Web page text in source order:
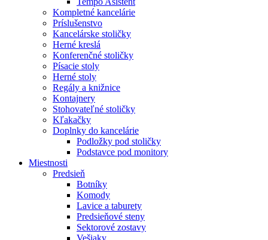
Kompletné kancelárie
Príslušenstvo
Kancelárske stoličky
Herné kreslá
Konferenčné stoličky
Písacie stoly
Herné stoly
Regály a knižnice
Kontajnery
Stohovateľné stoličky
Kľakačky
Doplnky do kancelárie
Podložky pod stoličky
Podstavce pod monitory
Miestnosti
Predsieň
Botníky
Komody
Lavice a taburety
Predsieňové steny
Sektorové zostavy
Vešiaky